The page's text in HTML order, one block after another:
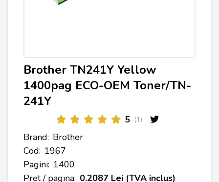
Brother TN241Y Yellow
1400pag ECO-OEM Toner/TN-
241Y
5 (1)
Brand: Brother
Cod: 1967
Pagini: 1400
Pret / pagina: 0.2087 Lei (TVA inclus)